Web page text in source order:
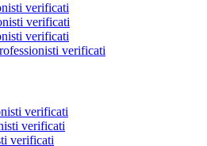
verificati
verificati
verificati
verificati
verificati
verificati
verificati